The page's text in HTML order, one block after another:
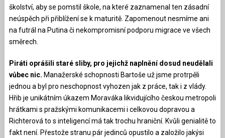
školství, aby se pomstil škole, na které zaznamenal ten zásadní
neúspěch při přiblížení se k maturitě. Zapomenout nesmíme ani
na futrál na Putina či nekompromisní podporu migrace ve všech
směrech.
Piráti oprášili staré sliby, pro jejichž naplnění dosud neudělali
vůbec nic. Manažerské schopnosti Bartoše už jsme protrpěli
jednou a byl pro neschopnost vyhozen jak z práce, tak i z vlády.
Hřib je unikátním úkazem Moraváka likvidujícího českou metropoli
hrátkami s pražskými komunikacemi i celkovou dopravou a
Richterová to s inteligencí má tak trochu hraniční. Kvůli genialitě to
fakt není. Přestože stranu pár jedinců opustilo a založilo jakýsi